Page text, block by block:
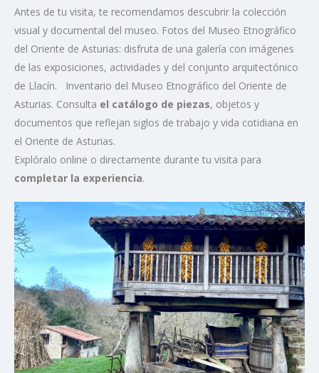
Antes de tu visita, te recomendamos descubrir la colección
visual y documental del museo. Fotos del Museo Etnográfico
del Oriente de Asturias: disfruta de una galería con imágenes
de las exposiciones, actividades y del conjunto arquitectónico
de Llacín. Inventario del Museo Etnográfico del Oriente de
Asturias. Consulta el catálogo de piezas, objetos y
documentos que reflejan siglos de trabajo y vida cotidiana en
el Oriente de Asturias.
Explóralo online o directamente durante tu visita para
completar la experiencia.